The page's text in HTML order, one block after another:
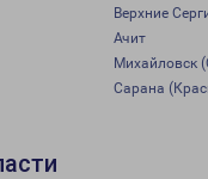
Верхние
Ачит
Михайловск
Сарана